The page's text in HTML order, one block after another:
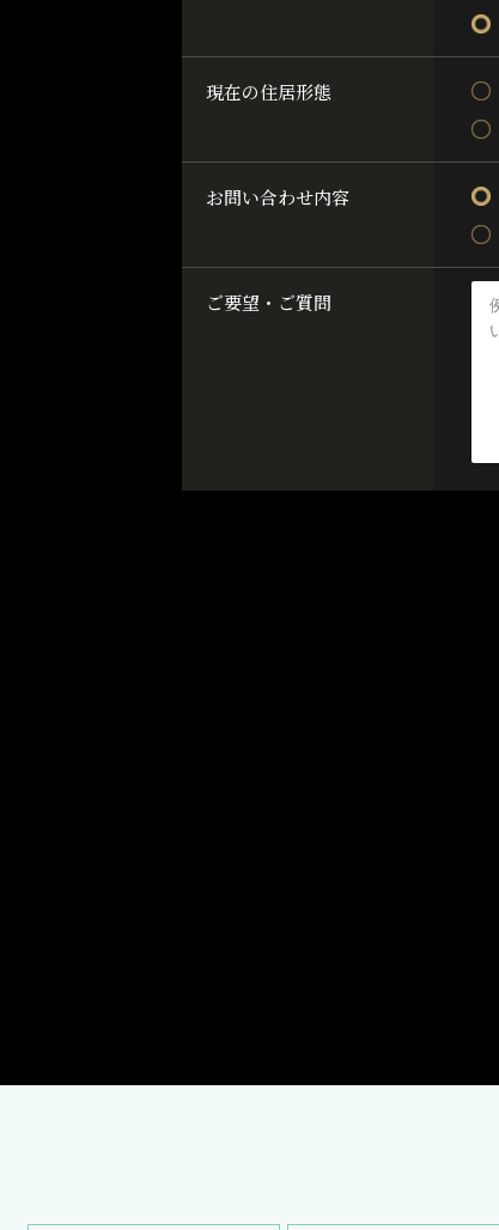
現在の住居形態
お問い合わせ内容
ご要望・ご質問